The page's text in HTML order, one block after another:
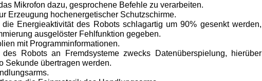
Mikrofon dazu, gesprochene Befehle zu verarbeiten.
Erzeugung hochenergetischer Schutzschirme.
Energieaktivität des Robots schlagartig um 90% gesenkt werden,
ausgelöster Fehlfunktion gegeben.
mit Programminformationen.
Robots an Fremdsysteme zwecks Datenüberspielung, hierüber
Sekunde übertragen werden.